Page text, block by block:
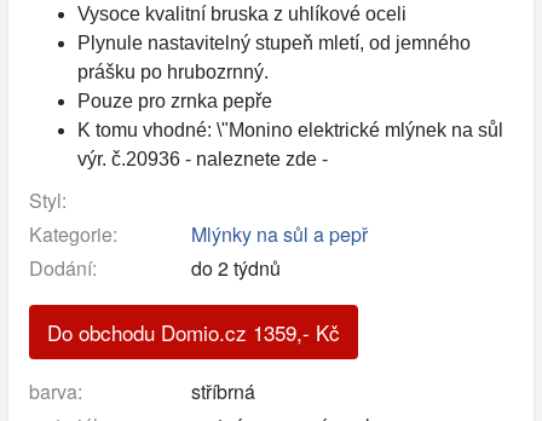
Vysoce kvalitní bruska z uhlíkové oceli
Plynule nastavitelný stupeň mletí, od jemného
prášku po hrubozrnný.
Pouze pro zrnka pepře
K tomu vhodné: \"Monino elektrické mlýnek na sůl
výr. č.20936 - naleznete zde -
Styl:
Kategorie:
Mlýnky na sůl a pepř
Dodání:
do 2 týdnů
Do obchodu Domio.cz 1359,- Kč
barva:
stříbrná